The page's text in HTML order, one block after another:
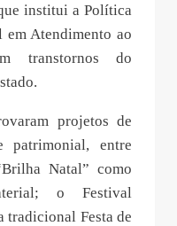
institui a Política
em Atendimento ao
transtornos do
projetos de
patrimonial, entre
Natal” como
o Festival
tradicional Festa de